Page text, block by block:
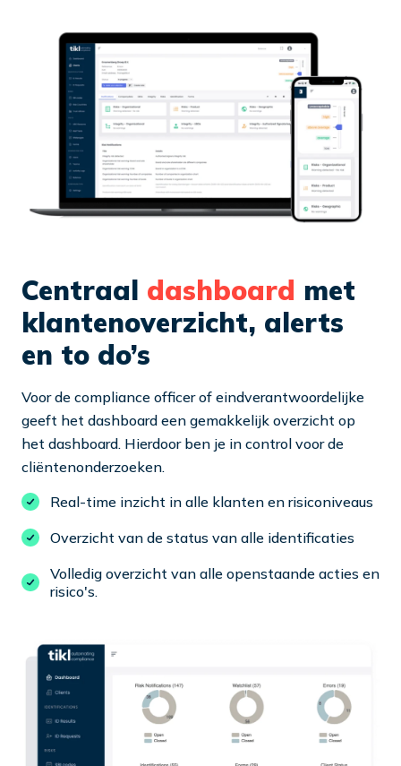
Centraal dashboard met
klantenoverzicht, alerts
en to do’s
Voor de compliance officer of eindverantwoordelijke
geeft het dashboard een gemakkelijk overzicht op
het dashboard. Hierdoor ben je in control voor de
cliëntenonderzoeken.
Real-time inzicht in alle klanten en risiconiveaus
Overzicht van de status van alle identificaties
Volledig overzicht van alle openstaande acties en
risico's.